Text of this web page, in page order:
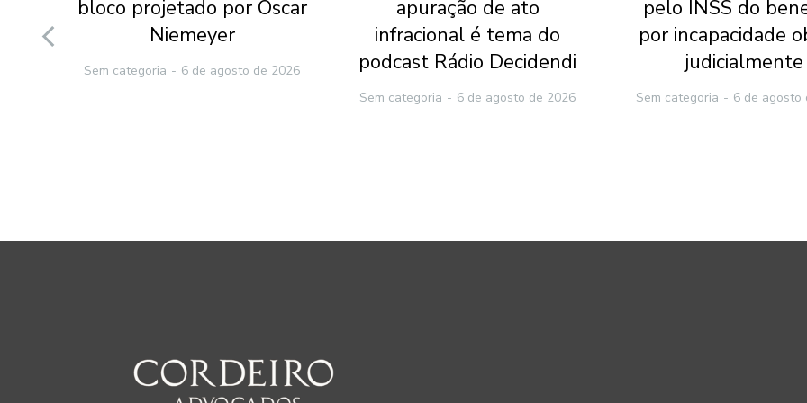
bloco projetado por Oscar
Niemeyer
Sem categoria 6 de agosto de 2026
apuração de ato
infracional é tema do
podcast Rádio Decidendi
Sem categoria 6 de agosto de 2026
pelo INSS do
por incapacidade
judicialmente
Sem categoria 6 de agosto